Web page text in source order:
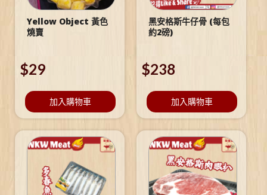
Yellow Object 黃色
燒賣
$29
加入購物車
黑安格斯牛仔骨 (每包
約2磅)
$238
加入購物車